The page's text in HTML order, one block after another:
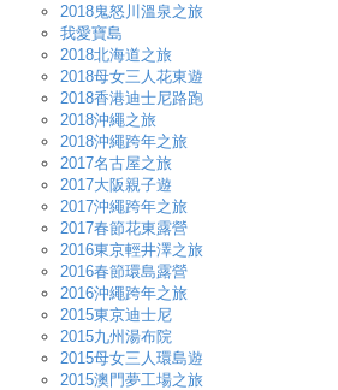
2018鬼怒川溫泉之旅
我愛寶島
2018北海道之旅
2018母女三人花東遊
2018香港迪士尼路跑
2018沖繩之旅
2018沖繩跨年之旅
2017名古屋之旅
2017大阪親子遊
2017沖繩跨年之旅
2017春節花東露營
2016東京輕井澤之旅
2016春節環島露營
2016沖繩跨年之旅
2015東京迪士尼
2015九州湯布院
2015母女三人環島遊
2015澳門夢工場之旅